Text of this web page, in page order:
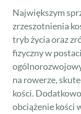
Największym
zrzeszotnienia
tryb życia oraz
fizyczny w
na rowerze,
kości.
obciążenie kości